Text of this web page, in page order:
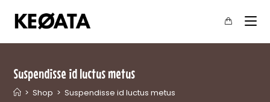
Suspendisse id luctus metus
> Shop > Suspendisse id luctus metus